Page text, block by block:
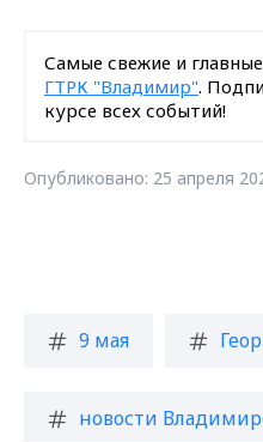
Самые свежие и
ГТРК "Владимир".
курсе всех событий!
Опубликовано: 25 апреля
9 мая
новости